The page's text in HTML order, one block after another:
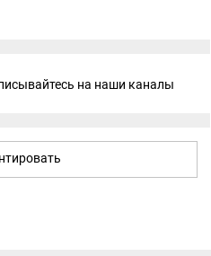
на наши каналы